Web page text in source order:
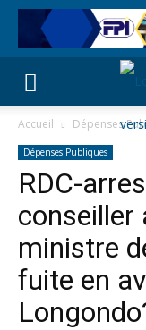
Accueil Dépenses
Dépenses Publiques
RDC-
ministre
fuite en